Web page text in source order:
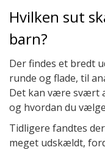
Hvilken sut
barn?
Der findes et bredt
runde og flade, til
Det kan være svært
og hvordan du
Tidligere fandtes
meget udskældt,